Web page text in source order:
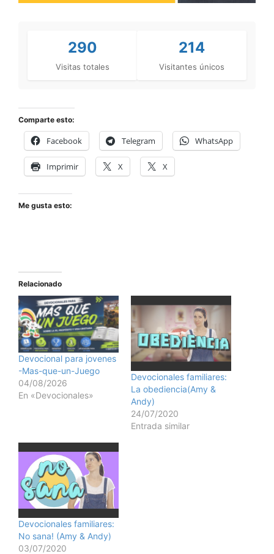
290
Visitas totales
214
Visitantes únicos
Comparte esto:
Facebook Telegram WhatsApp
Imprimir X X
Me gusta esto:
Relacionado
Devocional para jovenes
-Mas-que-un-Juego
04/08/2026
En «Devocionales»
Devocionales familiares:
La obediencia(Amy &
Andy)
24/07/2020
Entrada similar
Devocionales familiares:
No sana! (Amy & Andy)
03/07/2020